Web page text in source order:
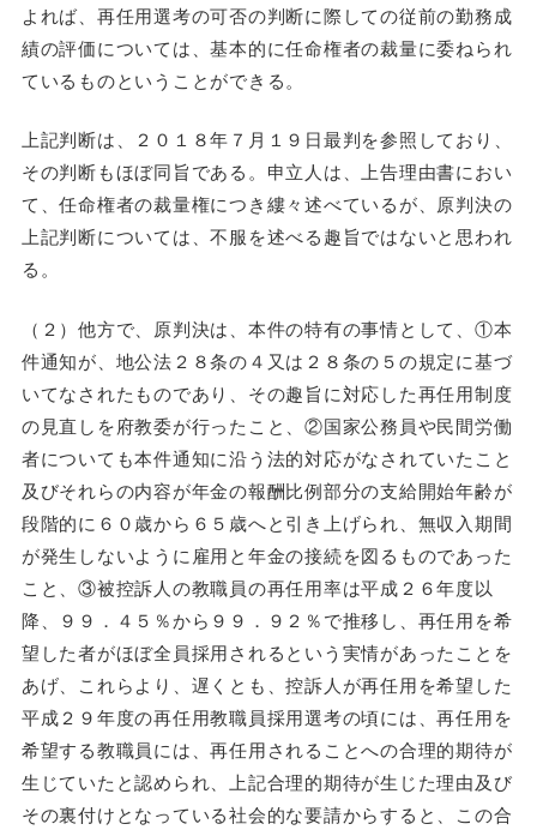
よれば、再任用選考の可否の判断に際しての従前の勤務成
績の評価については、基本的に任命権者の裁量に委ねられ
ているものということができる。
上記判断は、２０１８年７月１９日最判を参照しており、
その判断もほぼ同旨である。申立人は、上告理由書におい
て、任命権者の裁量権につき縷々述べているが、原判決の
上記判断については、不服を述べる趣旨ではないと思われ
る。
（２）他方で、原判決は、本件の特有の事情として、①本
件通知が、地公法２８条の４又は２８条の５の規定に基づ
いてなされたものであり、その趣旨に対応した再任用制度
の見直しを府教委が行ったこと、②国家公務員や民間労働
者についても本件通知に沿う法的対応がなされていたこと
及びそれらの内容が年金の報酬比例部分の支給開始年齢が
段階的に６０歳から６５歳へと引き上げられ、無収入期間
が発生しないように雇用と年金の接続を図るものであった
こと、③被控訴人の教職員の再任用率は平成２６年度以
降、９９．４５％から９９．９２％で推移し、再任用を希
望した者がほぼ全員採用されるという実情があったことを
あげ、これらより、遅くとも、控訴人が再任用を希望した
平成２９年度の再任用教職員採用選考の頃には、再任用を
希望する教職員には、再任用されることへの合理的期待が
生じていたと認められ、上記合理的期待が生じた理由及び
その裏付けとなっている社会的な要請からすると、この合